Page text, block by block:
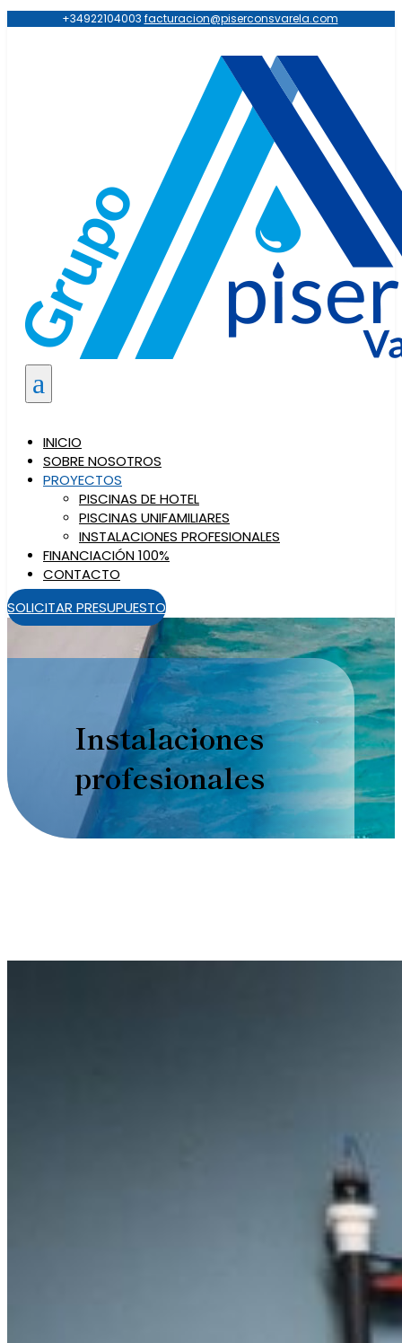
+34922104003 facturacion@piserconsvarela.com
a
INICIO
SOBRE NOSOTROS
PROYECTOS
PISCINAS DE HOTEL
PISCINAS UNIFAMILIARES
INSTALACIONES PROFESIONALES
FINANCIACIÓN 100%
CONTACTO
SOLICITAR PRESUPUESTO
Instalaciones
profesionales